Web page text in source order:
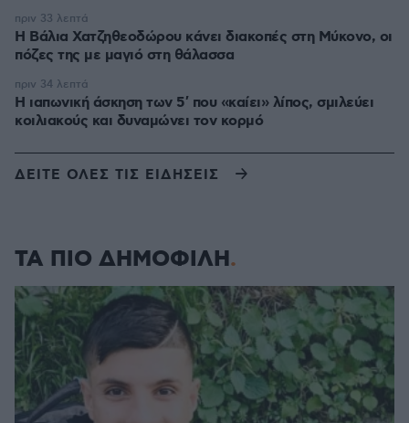
Η Βάλια Χατζηθεοδώρου κάνει διακοπές στη Μύκονο, οι
πόζες της με μαγιό στη θάλασσα
πριν 33 λεπτά
Η ιαπωνική άσκηση των 5′ που «καίει» λίπος, σμιλεύει
κοιλιακούς και δυναμώνει τον κορμό
πριν 34 λεπτά
ΔΕΙΤΕ ΟΛΕΣ ΤΙΣ ΕΙΔΗΣΕΙΣ
ΤΑ ΠΙΟ ΔΗΜΟΦΙΛΗ